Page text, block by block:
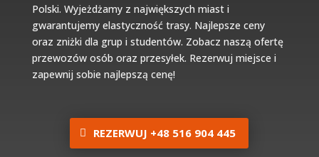
Polski. Wyjeżdżamy z największych miast i
gwarantujemy elastyczność trasy. Najlepsze ceny
oraz zniżki dla grup i studentów. Zobacz naszą ofertę
przewozów osób oraz przesyłek. Rezerwuj miejsce i
zapewnij sobie najlepszą cenę!
REZERWUJ +48 516 904 445